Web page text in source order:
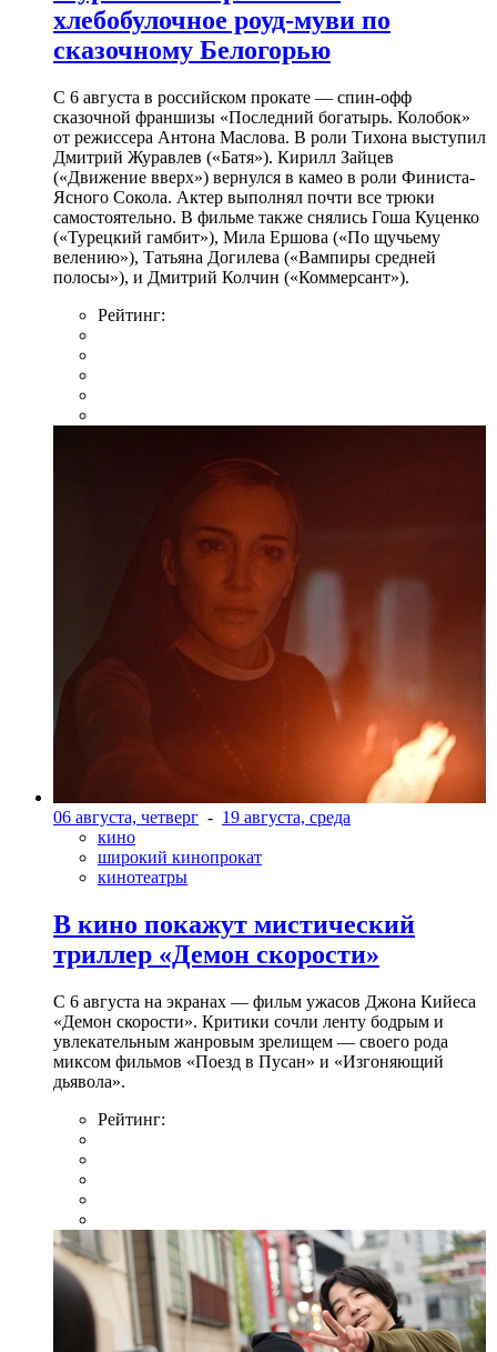
хлебобулочное роуд-муви по
сказочному Белогорью
С 6 августа в российском прокате — спин-офф
сказочной франшизы «Последний богатырь. Колобок»
от режиссера Антона Маслова. В роли Тихона выступил
Дмитрий Журавлев («Батя»). Кирилл Зайцев
(«Движение вверх») вернулся в камео в роли Финиста-
Ясного Сокола. Актер выполнял почти все трюки
самостоятельно. В фильме также снялись Гоша Куценко
(«Турецкий гамбит»), Мила Ершова («По щучьему
велению»), Татьяна Догилева («Вампиры средней
полосы»), и Дмитрий Колчин («Коммерсант»).
Рейтинг:
06 августа, четверг - 19 августа, среда
кино
широкий кинопрокат
кинотеатры
В кино покажут мистический
триллер «Демон скорости»
С 6 августа на экранах — фильм ужасов Джона Кийеса
«Демон скорости». Критики сочли ленту бодрым и
увлекательным жанровым зрелищeм — своего рода
миксом фильмов «Поезд в Пусан» и «Изгоняющий
дьявола».
Рейтинг: